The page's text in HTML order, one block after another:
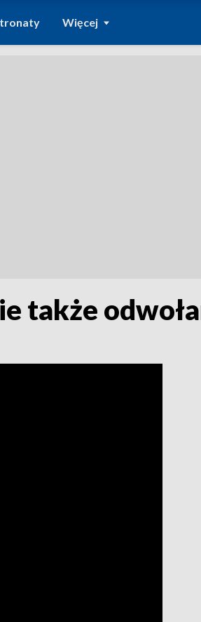
Więcej
także